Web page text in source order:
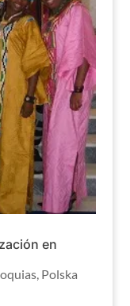
en
, Polska